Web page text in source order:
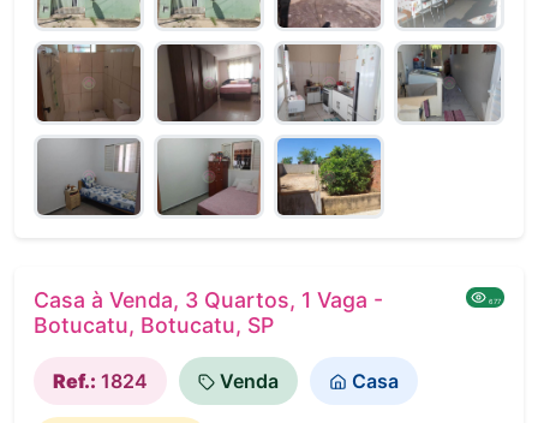
Casa à Venda, 3 Quartos, 1 Vaga -
Botucatu, Botucatu, SP
677
Ref.: 1824 Venda Casa